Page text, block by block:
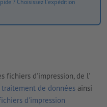
? Choisissez l'expédition
fichiers d'impression, de l'
de données ainsi
d'impression